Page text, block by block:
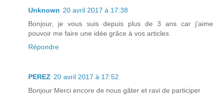
Unknown 20 avril 2017 à 17:38
Bonjour, je vous suis depuis plus de 3 ans car j'aime
pouvoir me faire une idée grâce à vos articles.
Répondre
PEREZ 20 avril 2017 à 17:52
Bonjour Merci encore de nous gâter et ravi de participer